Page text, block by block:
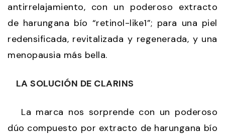
antirrelajamiento, con un poderoso extracto
de harungana bío “retinol-like1”; para una piel
redensificada, revitalizada y regenerada, y una
menopausia más bella.
LA SOLUCIÓN DE CLARINS
La marca nos sorprende con un poderoso
dúo compuesto por extracto de harungana bío